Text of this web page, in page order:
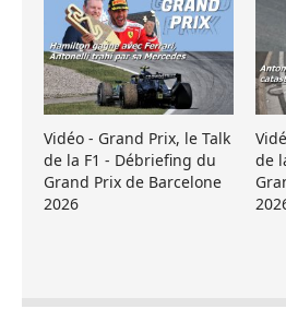
Vidéo - Grand Prix, le Talk
de la F1 - Débriefing du
Grand Prix de Barcelone
2026
de